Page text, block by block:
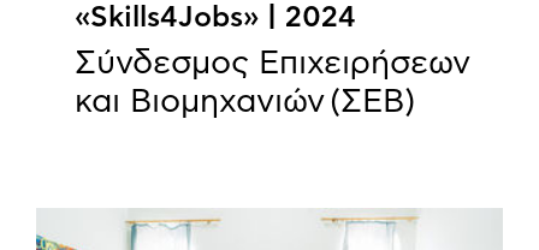
«Skills4Jobs» | 2024
Σύνδεσμος Επιχειρήσεων
και Βιομηχανιών (ΣΕΒ)